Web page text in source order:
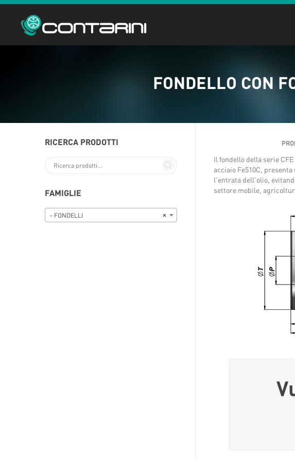
FONDELLO CON
Il fondello della serie
acciaio Fe510C,
l’entrata dell’olio,
settore mobile,
RICERCA PRODOTTI
FAMIGLIE
×
– FONDELLI